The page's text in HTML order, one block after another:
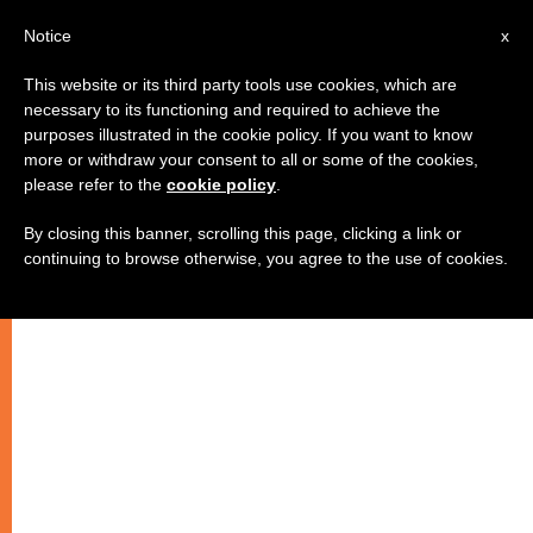
مصرف IOR: الشفافية التي يطلبها
الكرسي الرسولي
x
Notice
This website or its third party tools use cookies, which are
necessary to its functioning and required to achieve the
purposes illustrated in the cookie policy. If you want to know
more or withdraw your consent to all or some of the cookies,
please refer to the cookie policy
By closing this banner, scrolling this page, clicking a link or
continuing to browse otherwise, you agree to the use of cookies.